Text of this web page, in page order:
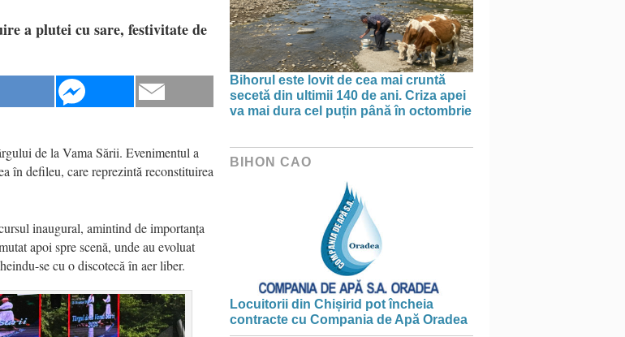
a plutei cu sare, festivitate de
de la Vama Sării. Evenimentul a
în defileu, care reprezintă reconstituirea
inaugural, amintind de importanța
apoi spre scenă, unde au evoluat
se cu o discotecă în aer liber.
Bihorul este lovit de cea mai cruntă
secetă din ultimii 140 de ani. Criza apei
va mai dura cel puțin până în octombrie
BIHON CAO
Locuitorii din Chișirid pot încheia
contracte cu Compania de Apă Oradea